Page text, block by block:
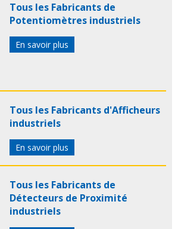
Tous les Fabricants de
Potentiomètres industriels
En savoir plus
Tous les Fabricants d'Afficheurs
industriels
En savoir plus
Tous les Fabricants de
Détecteurs de Proximité
industriels